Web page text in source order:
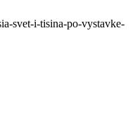
svet-i-tisina-po-vystavke-